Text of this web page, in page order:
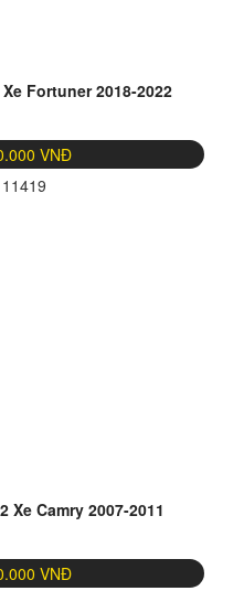
Fortuner 2018-2022
VNĐ
11419
Xe Camry 2007-2011
VNĐ